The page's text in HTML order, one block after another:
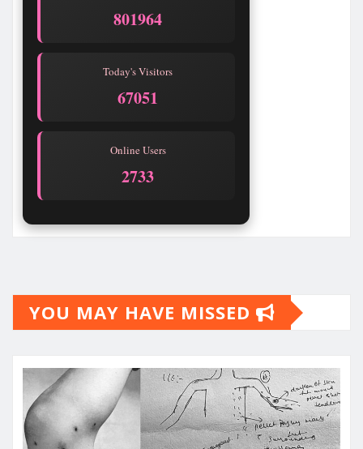
801967
Today's Visitors
67054
Online Users
2733
YOU MAY HAVE MISSED